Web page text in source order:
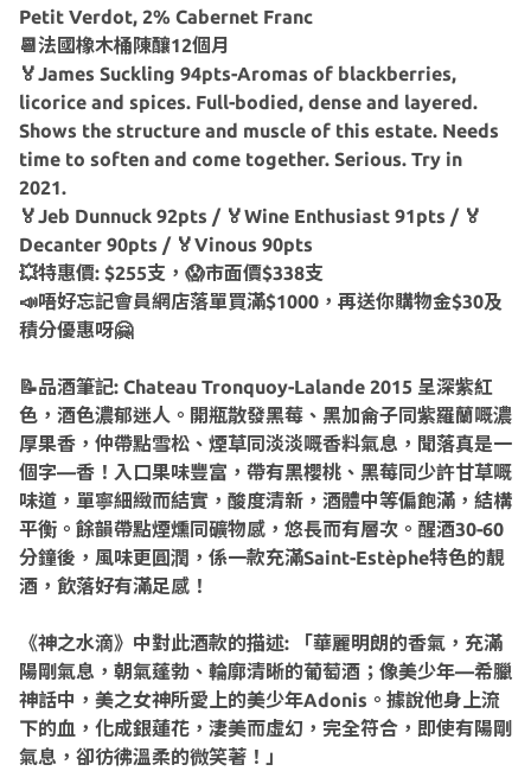
Petit Verdot, 2% Cabernet Franc
📆法國橡木桶陳釀12個月
🏅James Suckling 94pts-Aromas of blackberries,
licorice and spices. Full-bodied, dense and layered.
Shows the structure and muscle of this estate. Needs
time to soften and come together. Serious. Try in
2021.
🏅Jeb Dunnuck 92pts / 🏅Wine Enthusiast 91pts / 🏅
Decanter 90pts / 🏅Vinous 90pts
💥特惠價: $255支，😱市面價$338支
📣唔好忘記會員網店落單買滿$1000，再送你購物金$30及
積分優惠呀🤗
📝品酒筆記: Chateau Tronquoy-Lalande 2015 呈深紫紅
色，酒色濃郁迷人。開瓶散發黑莓、黑加侖子同紫羅蘭嘅濃
厚果香，仲帶點雪松、煙草同淡淡嘅香料氣息，聞落真是一
個字—香！入口果味豐富，帶有黑櫻桃、黑莓同少許甘草嘅
味道，單寧細緻而結實，酸度清新，酒體中等偏飽滿，結構
平衡。餘韻帶點煙燻同礦物感，悠長而有層次。醒酒30-60
分鐘後，風味更圓潤，係一款充滿Saint-Estèphe特色的靚
酒，飲落好有滿足感！
《神之水滴》中對此酒款的描述: 「華麗明朗的香氣，充滿
陽剛氣息，朝氣蓬勃、輪廓清晰的葡萄酒；像美少年—希臘
神話中，美之女神所愛上的美少年Adonis。據說他身上流
下的血，化成銀蓮花，淒美而虛幻，完全符合，即使有陽剛
氣息，卻彷彿溫柔的微笑著！」